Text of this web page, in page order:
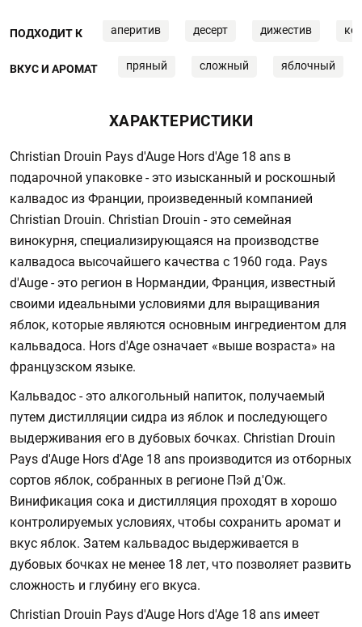
ПОДХОДИТ К аперитив десерт дижестив
ВКУС И АРОМАТ пряный сложный яблочный
ХАРАКТЕРИСТИКИ
Christian Drouin Pays d'Auge Hors d'Age 18 ans в
подарочной упаковке - это изысканный и роскошный
калвадос из Франции, произведенный компанией
Christian Drouin. Christian Drouin - это семейная
винокурня, специализирующаяся на производстве
калвадоса высочайшего качества с 1960 года. Pays
d'Auge - это регион в Нормандии, Франция, известный
своими идеальными условиями для выращивания
яблок, которые являются основным ингредиентом для
кальвадоса. Hors d'Age означает «выше возраста» на
французском языке.
Кальвадос - это алкогольный напиток, получаемый
путем дистилляции сидра из яблок и последующего
выдерживания его в дубовых бочках. Christian Drouin
Pays d'Auge Hors d'Age 18 ans производится из отборных
сортов яблок, собранных в регионе Пэй д'Ож.
Винификация сока и дистилляция проходят в хорошо
контролируемых условиях, чтобы сохранить аромат и
вкус яблок. Затем кальвадос выдерживается в
дубовых бочках не менее 18 лет, что позволяет развить
сложность и глубину его вкуса.
Christian Drouin Pays d'Auge Hors d'Age 18 ans имеет